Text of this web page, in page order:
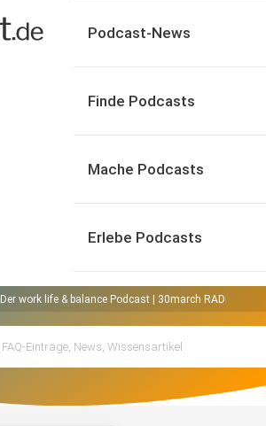
Podcast-News
Finde Podcasts
Mache Podcasts
Erlebe Podcasts
Der work life & balance Podcast | 30march RADIO